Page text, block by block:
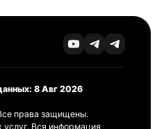
8 Авг 2026
права защищены.
Вся информация